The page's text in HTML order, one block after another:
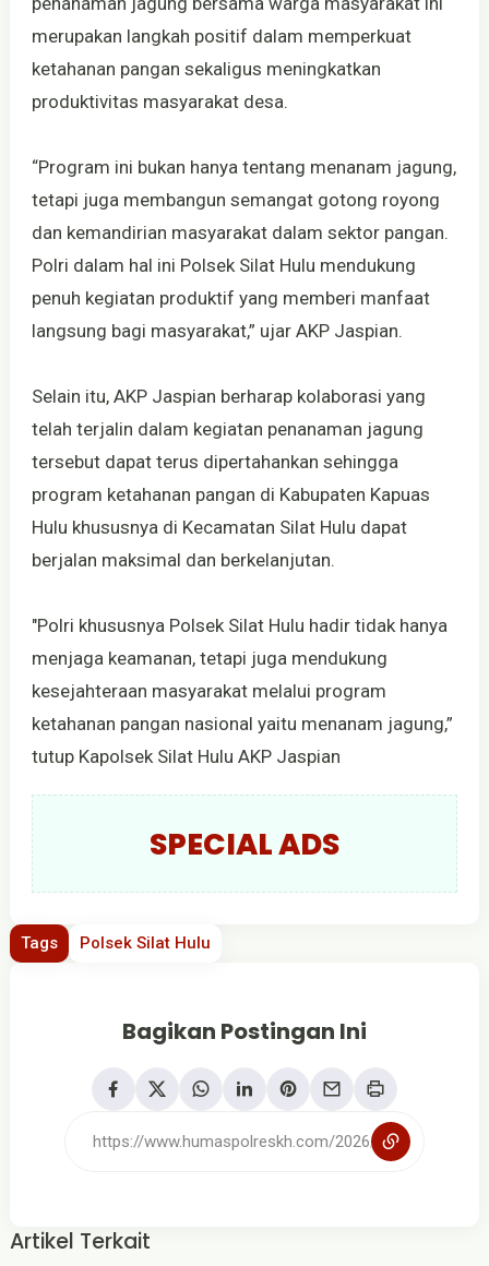
merupakan langkah positif dalam memperkuat
ketahanan pangan sekaligus meningkatkan
produktivitas masyarakat desa.
“Program ini bukan hanya tentang menanam jagung,
tetapi juga membangun semangat gotong royong
dan kemandirian masyarakat dalam sektor pangan.
Polri dalam hal ini Polsek Silat Hulu mendukung
penuh kegiatan produktif yang memberi manfaat
langsung bagi masyarakat,” ujar AKP Jaspian.
Selain itu, AKP Jaspian berharap kolaborasi yang
telah terjalin dalam kegiatan penanaman jagung
tersebut dapat terus dipertahankan sehingga
program ketahanan pangan di Kabupaten Kapuas
Hulu khususnya di Kecamatan Silat Hulu dapat
berjalan maksimal dan berkelanjutan.
"Polri khususnya Polsek Silat Hulu hadir tidak hanya
menjaga keamanan, tetapi juga mendukung
kesejahteraan masyarakat melalui program
ketahanan pangan nasional yaitu menanam jagung,”
tutup Kapolsek Silat Hulu AKP Jaspian
SPECIAL ADS
Tags Polsek Silat Hulu
Bagikan Postingan Ini
Artikel Terkait